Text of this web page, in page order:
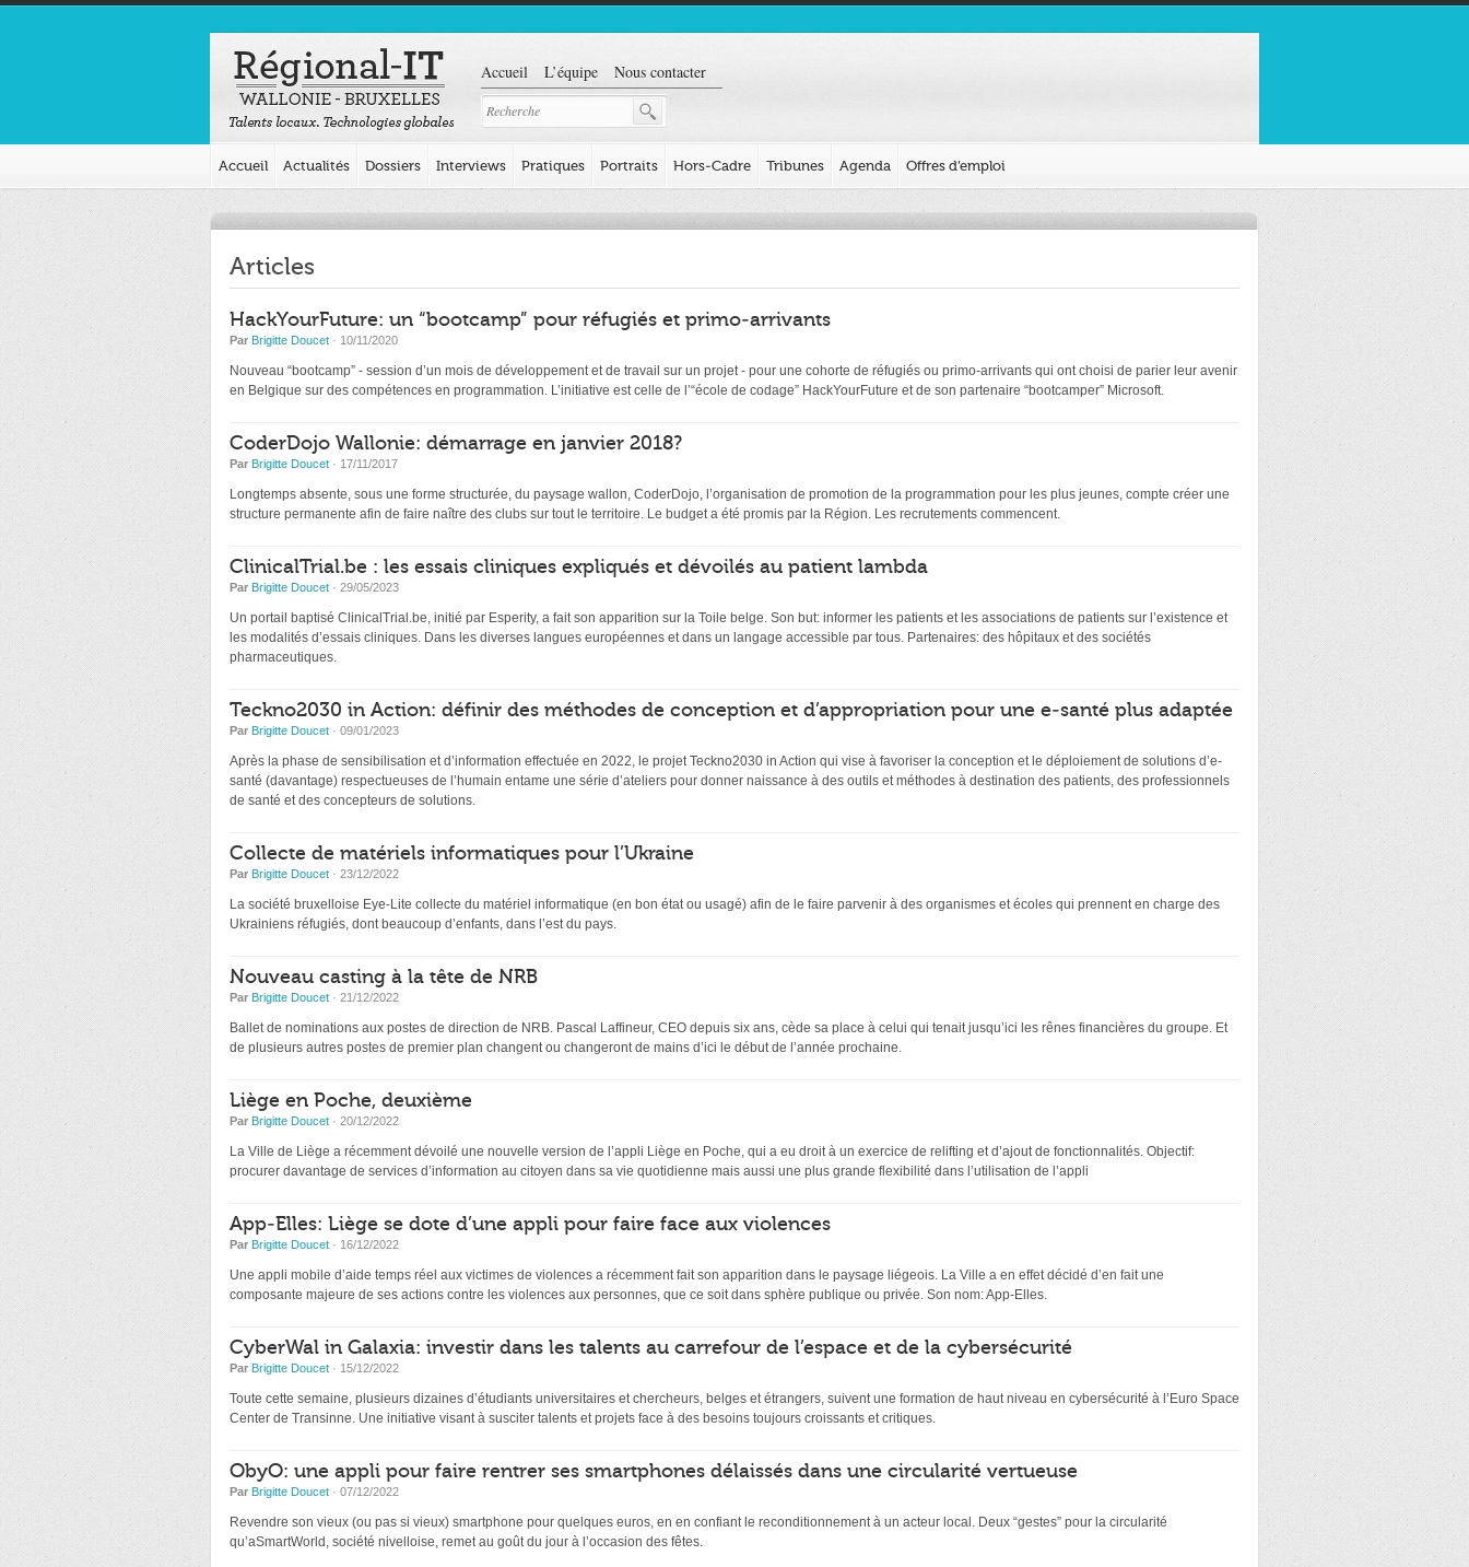
Accueil L’équipe Nous contacter
Accueil Actualités Dossiers Interviews Pratiques Portraits Hors-Cadre Tribunes Agenda Offres d’emploi
Articles
HackYourFuture: un “bootcamp” pour réfugiés et primo-arrivants
Par Brigitte Doucet · 10/11/2020
Nouveau “bootcamp” - session d’un mois de développement et de travail sur un projet - pour une cohorte de réfugiés ou primo-arrivants qui ont choisi de parier leur avenir
en Belgique sur des compétences en programmation. L’initiative est celle de l’“école de codage” HackYourFuture et de son partenaire “bootcamper” Microsoft.
CoderDojo Wallonie: démarrage en janvier 2018?
Par Brigitte Doucet · 17/11/2017
Longtemps absente, sous une forme structurée, du paysage wallon, CoderDojo, l’organisation de promotion de la programmation pour les plus jeunes, compte créer une
structure permanente afin de faire naître des clubs sur tout le territoire. Le budget a été promis par la Région. Les recrutements commencent.
ClinicalTrial.be : les essais cliniques expliqués et dévoilés au patient lambda
Par Brigitte Doucet · 29/05/2023
Un portail baptisé ClinicalTrial.be, initié par Esperity, a fait son apparition sur la Toile belge. Son but: informer les patients et les associations de patients sur l’existence et
les modalités d’essais cliniques. Dans les diverses langues européennes et dans un langage accessible par tous. Partenaires: des hôpitaux et des sociétés
pharmaceutiques.
Teckno2030 in Action: définir des méthodes de conception et d’appropriation pour une e-santé plus adaptée
Par Brigitte Doucet · 09/01/2023
Après la phase de sensibilisation et d’information effectuée en 2022, le projet Teckno2030 in Action qui vise à favoriser la conception et le déploiement de solutions d’e-
santé (davantage) respectueuses de l’humain entame une série d’ateliers pour donner naissance à des outils et méthodes à destination des patients, des professionnels
de santé et des concepteurs de solutions.
Collecte de matériels informatiques pour l’Ukraine
Par Brigitte Doucet · 23/12/2022
La société bruxelloise Eye-Lite collecte du matériel informatique (en bon état ou usagé) afin de le faire parvenir à des organismes et écoles qui prennent en charge des
Ukrainiens réfugiés, dont beaucoup d’enfants, dans l’est du pays.
Nouveau casting à la tête de NRB
Par Brigitte Doucet · 21/12/2022
Ballet de nominations aux postes de direction de NRB. Pascal Laffineur, CEO depuis six ans, cède sa place à celui qui tenait jusqu’ici les rênes financières du groupe. Et
de plusieurs autres postes de premier plan changent ou changeront de mains d’ici le début de l’année prochaine.
Liège en Poche, deuxième
Par Brigitte Doucet · 20/12/2022
La Ville de Liège a récemment dévoilé une nouvelle version de l’appli Liège en Poche, qui a eu droit à un exercice de relifting et d’ajout de fonctionnalités. Objectif:
procurer davantage de services d’information au citoyen dans sa vie quotidienne mais aussi une plus grande flexibilité dans l’utilisation de l’appli
App-Elles: Liège se dote d’une appli pour faire face aux violences
Par Brigitte Doucet · 16/12/2022
Une appli mobile d’aide temps réel aux victimes de violences a récemment fait son apparition dans le paysage liégeois. La Ville a en effet décidé d’en fait une
composante majeure de ses actions contre les violences aux personnes, que ce soit dans sphère publique ou privée. Son nom: App-Elles.
CyberWal in Galaxia: investir dans les talents au carrefour de l’espace et de la cybersécurité
Par Brigitte Doucet · 15/12/2022
Toute cette semaine, plusieurs dizaines d’étudiants universitaires et chercheurs, belges et étrangers, suivent une formation de haut niveau en cybersécurité à l’Euro Space
Center de Transinne. Une initiative visant à susciter talents et projets face à des besoins toujours croissants et critiques.
ObyO: une appli pour faire rentrer ses smartphones délaissés dans une circularité vertueuse
Par Brigitte Doucet · 07/12/2022
Revendre son vieux (ou pas si vieux) smartphone pour quelques euros, en en confiant le reconditionnement à un acteur local. Deux “gestes” pour la circularité
qu’aSmartWorld, société nivelloise, remet au goût du jour à l’occasion des fêtes.